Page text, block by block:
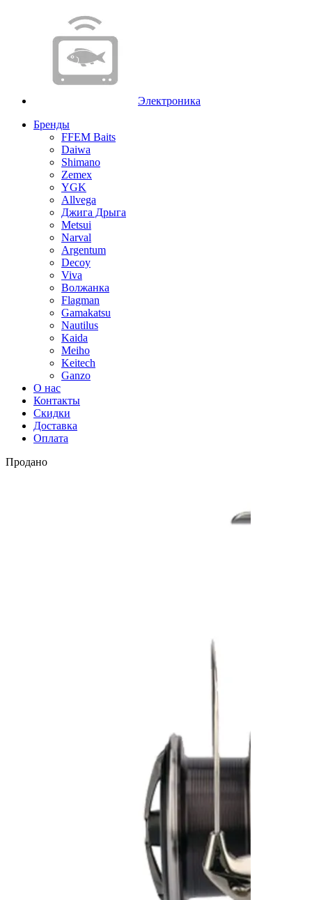
Электроника
Бренды
FFEM Baits
Daiwa
Shimano
Zemex
YGK
Allvega
Джига Дрыга
Metsui
Narval
Argentum
Decoy
Viva
Волжанка
Flagman
Gamakatsu
Nautilus
Kaida
Meiho
Keitech
Ganzo
О нас
Контакты
Скидки
Доставка
Оплата
Продано